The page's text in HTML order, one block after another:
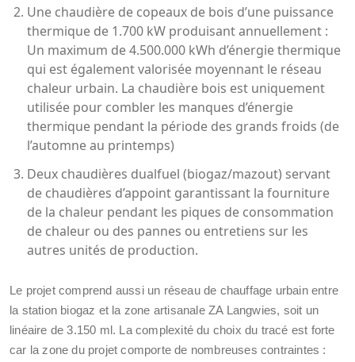
Une chaudière de copeaux de bois d’une puissance
thermique de 1.700 kW produisant annuellement :
Un maximum de 4.500.000 kWh d’énergie thermique
qui est également valorisée moyennant le réseau
chaleur urbain. La chaudière bois est uniquement
utilisée pour combler les manques d’énergie
thermique pendant la période des grands froids (de
l’automne au printemps)
Deux chaudières dualfuel (biogaz/mazout) servant
de chaudières d’appoint garantissant la fourniture
de la chaleur pendant les piques de consommation
de chaleur ou des pannes ou entretiens sur les
autres unités de production.
Le projet comprend aussi un réseau de chauffage urbain entre
la station biogaz et la zone artisanale ZA Langwies, soit un
linéaire de 3.150 ml. La complexité du choix du tracé est forte
car la zone du projet comporte de nombreuses contraintes :